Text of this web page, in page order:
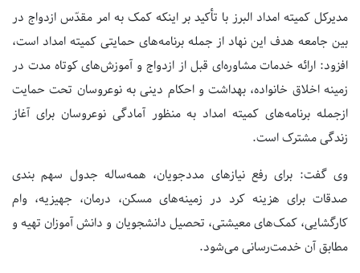
مدیرکل کمیته امداد البرز با تأکید بر اینکه کمک به امر مقدّس ازدواج در
بین جامعه هدف این نهاد از جمله برنامه‌های حمایتی کمیته امداد است،
افزود: ارائه خدمات مشاوره‌ای قبل از ازدواج و آموزش‌های کوتاه مدت در
زمینه اخلاق خانواده، بهداشت و احکام دینی به نوعروسان تحت حمایت
ازجمله برنامه‌های کمیته امداد به منظور آمادگی نوعروسان برای آغاز
زندگی مشترک است.
وی گفت: برای رفع نیازهای مددجویان، همه‌ساله جدول سهم بندی
صدقات برای هزینه کرد در زمینه‌های مسکن، درمان، جهیزیه، وام
کارگشایی، کمک‌های معیشتی، تحصیل دانشجویان و دانش آموزان تهیه و
مطابق آن خدمت‌رسانی می‌شود.